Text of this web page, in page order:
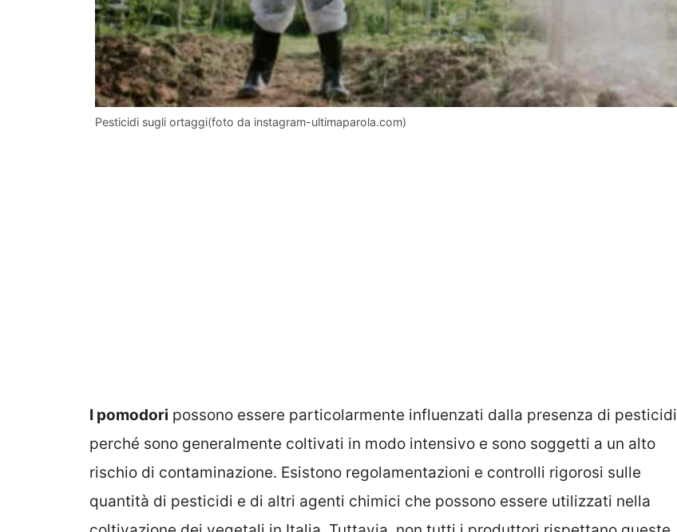
Pesticidi sugli ortaggi(foto da instagram-ultimaparola.com)
I pomodori possono essere particolarmente influenzati dalla presenza di pesticidi
perché sono generalmente coltivati in modo intensivo e sono soggetti a un alto
rischio di contaminazione. Esistono regolamentazioni e controlli rigorosi sulle
quantità di pesticidi e di altri agenti chimici che possono essere utilizzati nella